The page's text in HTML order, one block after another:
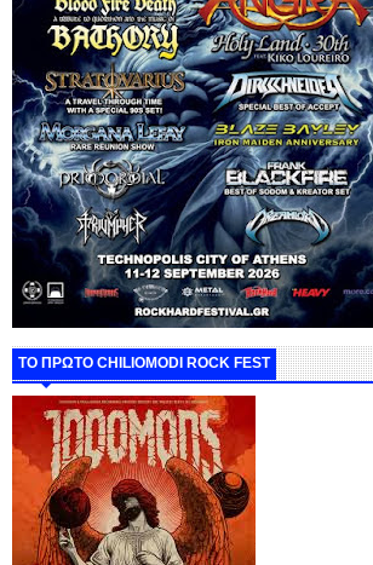
ΤΟ ΠΡΩΤΟ CHILIOMODI ROCK FEST